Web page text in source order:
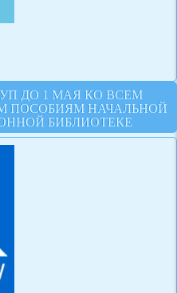
ДО 1 МАЯ КО ВСЕМ
ПОСОБИЯМ НАЧАЛЬНОЙ
БИБЛИОТЕКЕ